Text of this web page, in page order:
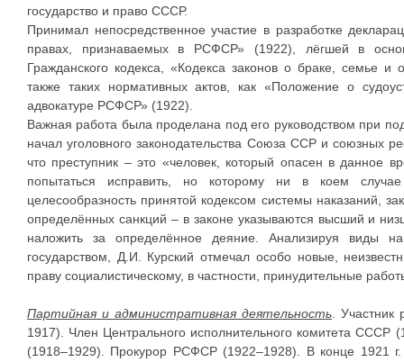
государство и право СССР.
Принимал непосредственное участие в разработке
правах, признаваемых в РСФСР» (1922), лёгшей в
Гражданского кодекса, «Кодекса законов о браке, семье и
также таких нормативных актов, как «Положение о
адвокатуре РСФСР» (1922).
Важная работа была проделана под его руководством при
начал уголовного законодательства Союза ССР и союзных
что преступник – это «человек, который опасен в данное
попытаться исправить, но которому ни в коем
целесообразность принятой кодексом системы наказаний,
определённых санкций – в законе указываются высший и
наложить за определённое деяние. Анализируя виды
государством, Д.И. Курский отмечал особо новые,
праву социалистическому, в частности, принудительные
Партийная и административная деятельность .
1917). Член Центрального исполнительного комитета
(1918–1929). Прокурор РСФСР (1922–1928). В конце 1921